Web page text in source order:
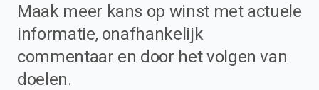
Maak meer kans op winst met actuele
informatie, onafhankelijk
commentaar en door het volgen van
doelen.